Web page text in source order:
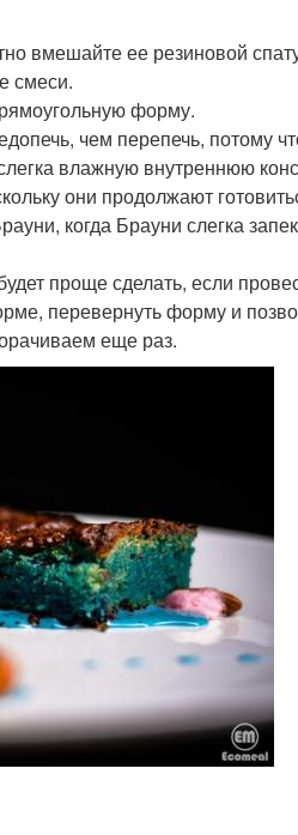
вмешайте ее резиновой
смеси.
форму.
чем перепечь, потому
влажную внутреннюю
они продолжают
когда Брауни слегка
проще сделать, если
перевернуть форму и
еще раз.